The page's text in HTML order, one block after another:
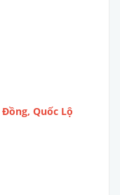
Quốc Lộ